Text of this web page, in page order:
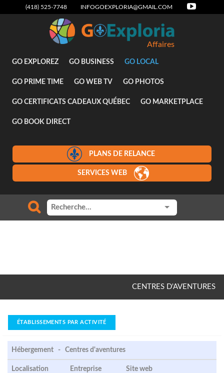
(418) 525-7748 INFOGOEXPLORIA@GMAIL.COM
Affaires
GO EXPLOREZ GO BUSINESS GO LOCAL
GO PRIME TIME GO WEB TV GO PHOTOS
GO CERTIFICATS CADEAUX QUÉBEC GO MARKETPLACE
GO BOOK DIRECT
PLANS DE RELANCE
SERVICES WEB
CENTRES D'AVENTURES
ÉTABLISSEMENTS PAR ACTIVITÉ
Hébergement - Centres d'aventures
Localisation Entreprise Site web